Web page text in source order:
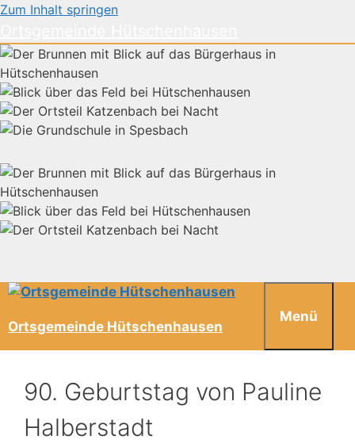
Zum Inhalt springen
Ortsgemeinde Hütschenhausen
Menü
90. Geburtstag von Pauline
Halberstadt